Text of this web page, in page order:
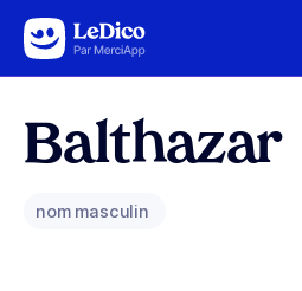
Aller au contenu
Balthazar
nom masculin